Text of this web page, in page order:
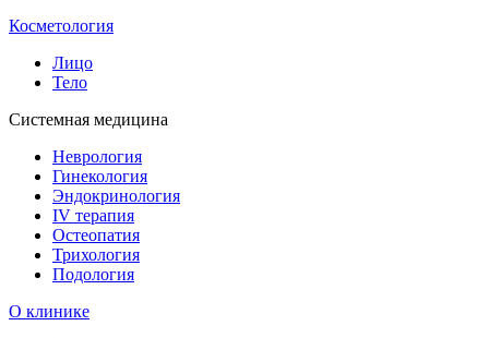
Косметология
Лицо
Тело
Системная медицина
Неврология
Гинекология
Эндокринология
IV терапия
Остеопатия
Трихология
Подология
О клинике